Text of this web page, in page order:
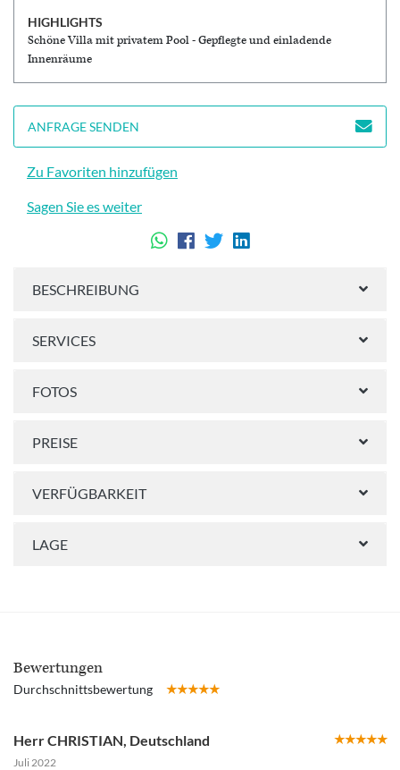
HIGHLIGHTS
Schöne Villa mit privatem Pool - Gepflegte und einladende
Innenräume
ANFRAGE SENDEN
Zu Favoriten hinzufügen
Sagen Sie es weiter
BESCHREIBUNG
SERVICES
FOTOS
PREISE
VERFÜGBARKEIT
LAGE
Bewertungen
Durchschnittsbewertung
Herr CHRISTIAN Deutschland
Juli 2022